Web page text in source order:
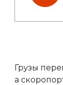
Грузы
а